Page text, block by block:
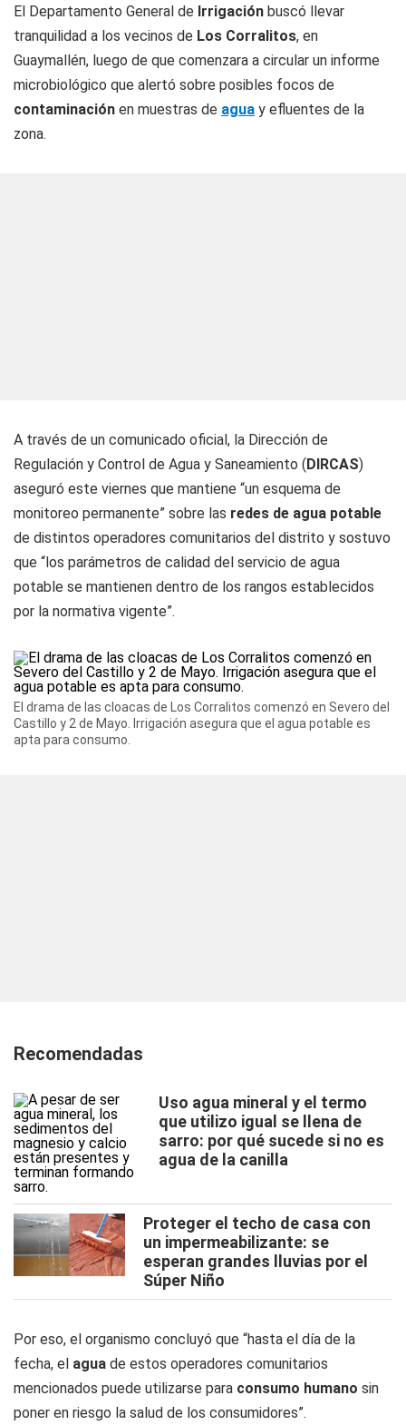
El Departamento General de Irrigación buscó llevar
tranquilidad a los vecinos de Los Corralitos, en
Guaymallén, luego de que comenzara a circular un informe
microbiológico que alertó sobre posibles focos de
contaminación en muestras de agua y efluentes de la
zona.
A través de un comunicado oficial, la Dirección de
Regulación y Control de Agua y Saneamiento (DIRCAS)
aseguró este viernes que mantiene “un esquema de
monitoreo permanente” sobre las redes de agua potable
de distintos operadores comunitarios del distrito y sostuvo
que “los parámetros de calidad del servicio de agua
potable se mantienen dentro de los rangos establecidos
por la normativa vigente”.
El drama de las cloacas de Los Corralitos comenzó en Severo del
Castillo y 2 de Mayo. Irrigación asegura que el agua potable es
apta para consumo.
Recomendadas
Uso agua mineral y el termo
que utilizo igual se llena de
sarro: por qué sucede si no es
agua de la canilla
Proteger el techo de casa con
un impermeabilizante: se
esperan grandes lluvias por el
Súper Niño
Por eso, el organismo concluyó que “hasta el día de la
fecha, el agua de estos operadores comunitarios
mencionados puede utilizarse para consumo humano sin
poner en riesgo la salud de los consumidores”.